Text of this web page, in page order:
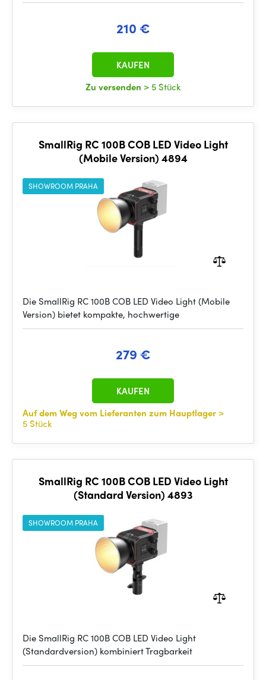
210 €
Zu versenden > 5 Stück
KAUFEN
SmallRig RC 100B COB LED Video Light
(Mobile Version) 4894
SHOWROOM PRAHA
Die SmallRig RC 100B COB LED Video Light (Mobile
Version) bietet kompakte, hochwertige
279 €
Auf dem Weg vom Lieferanten zum Hauptlager >
5 Stück
KAUFEN
SmallRig RC 100B COB LED Video Light
(Standard Version) 4893
SHOWROOM PRAHA
Die SmallRig RC 100B COB LED Video Light
(Standardversion) kombiniert Tragbarkeit